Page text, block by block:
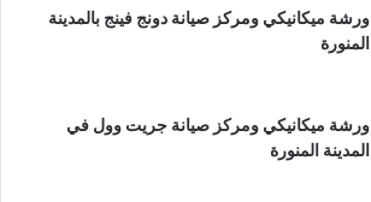
ورشة ميكانيكي ومركز صيانة دونج فينج بالمدينة
المنورة
ورشة ميكانيكي ومركز صيانة جريت وول في
المدينة المنورة